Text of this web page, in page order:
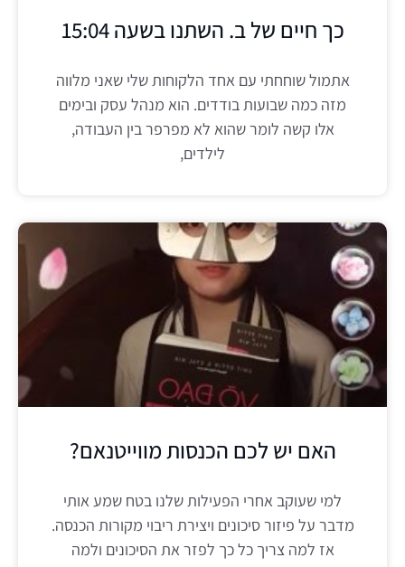
כך חיים של ב. השתנו בשעה 15:04
אתמול שוחחתי עם אחד הלקוחות שלי שאני מלווה
מזה כמה שבועות בודדים. הוא מנהל עסק ובימים
אלו קשה לומר שהוא לא מפרפר בין העבודה,
לילדים,
האם יש לכם הכנסות מווייטנאם?
למי שעוקב אחרי הפעילות שלנו בטח שמע אותי
מדבר על פיזור סיכונים ויצירת ריבוי מקורות הכנסה.
אז למה צריך כל כך לפזר את הסיכונים ולמה